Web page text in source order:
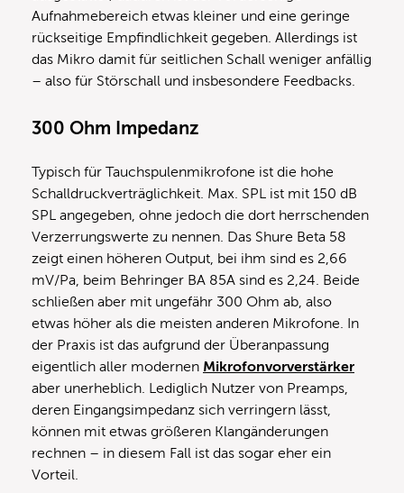
Aufnahmebereich etwas kleiner und eine geringe
rückseitige Empfindlichkeit gegeben. Allerdings ist
das Mikro damit für seitlichen Schall weniger anfällig
– also für Störschall und insbesondere Feedbacks.
300 Ohm Impedanz
Typisch für Tauchspulenmikrofone ist die hohe
Schalldruckverträglichkeit. Max. SPL ist mit 150 dB
SPL angegeben, ohne jedoch die dort herrschenden
Verzerrungswerte zu nennen. Das Shure Beta 58
zeigt einen höheren Output, bei ihm sind es 2,66
mV/Pa, beim Behringer BA 85A sind es 2,24. Beide
schließen aber mit ungefähr 300 Ohm ab, also
etwas höher als die meisten anderen Mikrofone. In
der Praxis ist das aufgrund der Überanpassung
eigentlich aller modernen Mikrofonvorverstärker
aber unerheblich. Lediglich Nutzer von Preamps,
deren Eingangsimpedanz sich verringern lässt,
können mit etwas größeren Klangänderungen
rechnen – in diesem Fall ist das sogar eher ein
Vorteil.